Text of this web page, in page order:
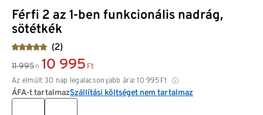
Férfi 2 az 1-ben funkcionális nadrág,
sötétkék
(2)
11 995 Ft 10 995 Ft
Az elmúlt 30 nap legalacsonyabb ára: 10 995 Ft
ÁFA-t tartalmazSzállítási költséget nem tartalmaz